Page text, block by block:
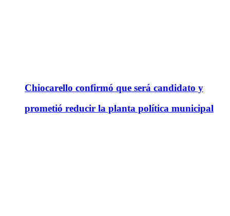
Chiocarello confirmó que será candidato y
prometió reducir la planta política municipal